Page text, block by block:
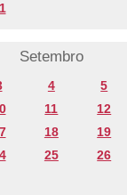
Setembro
4 5
11 12
18 19
25 26